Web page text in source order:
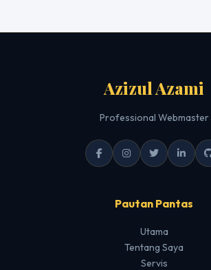
Azizul Azami
Professional Webmaster
Pautan Pantas
Utama
Tentang Saya
Servis